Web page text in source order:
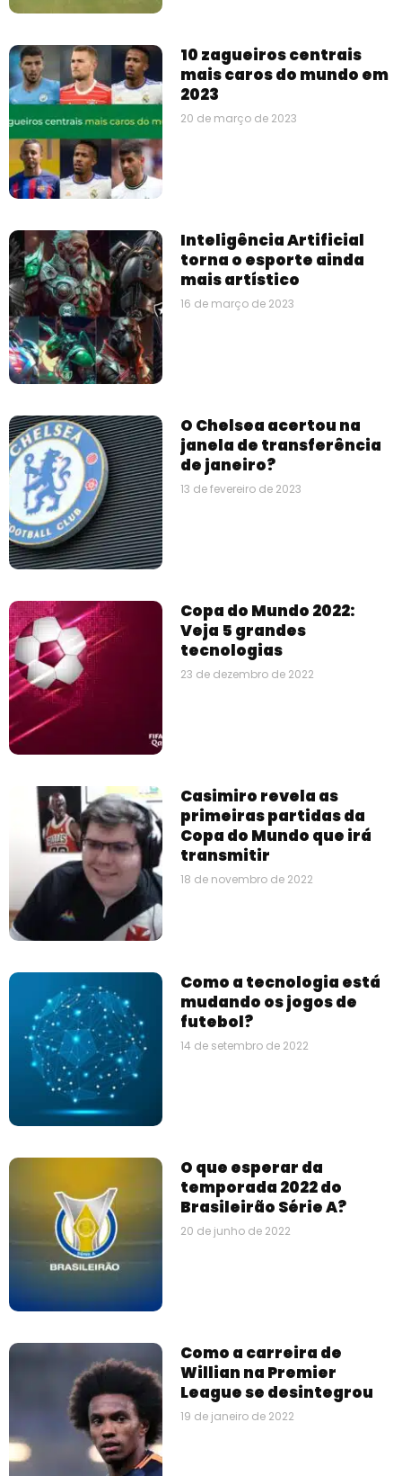
10 zagueiros centrais
mais caros do mundo em
2023
20 de março de 2023
Inteligência Artificial
torna o esporte ainda
mais artístico
16 de março de 2023
O Chelsea acertou na
janela de transferência
de janeiro?
13 de fevereiro de 2023
Copa do Mundo 2022:
Veja 5 grandes
tecnologias
23 de dezembro de 2022
Casimiro revela as
primeiras partidas da
Copa do Mundo que irá
transmitir
18 de novembro de 2022
Como a tecnologia está
mudando os jogos de
futebol?
14 de setembro de 2022
O que esperar da
temporada 2022 do
Brasileirão Série A?
20 de junho de 2022
Como a carreira de
Willian na Premier
League se desintegrou
19 de janeiro de 2022